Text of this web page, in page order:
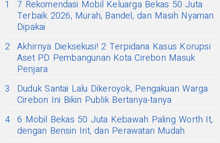
1
7 Rekomendasi Mobil Keluarga Bekas 50 Juta
Terbaik 2026, Murah, Bandel, dan Masih Nyaman
Dipakai
2 Akhirnya Dieksekusi! 2 Terpidana Kasus Korupsi
Aset PD Pembangunan Kota Cirebon Masuk
Penjara
3
Duduk Santai Lalu Dikeroyok, Pengakuan Warga
Cirebon Ini Bikin Publik Bertanya-tanya
4 6 Mobil Bekas 50 Juta Kebawah Paling Worth It,
dengan Bensin Irit, dan Perawatan Mudah